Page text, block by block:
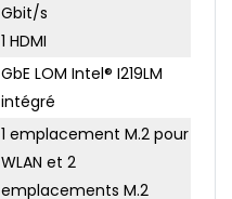
Gbit/s
1 HDMI
GbE LOM Intel® I219LM
intégré
1 emplacement M.2 pour
WLAN et 2
emplacements M.2